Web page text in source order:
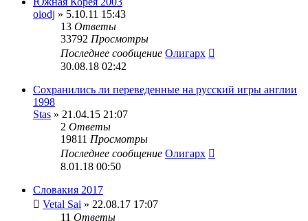
oiodj » 5.10.11 15:43
13 Ответы
33792 Просмотры
Последнее сообщение Олигарх
30.08.18 02:42
Сохранились ли переведенные на русский игры англии
1998
Stas » 21.04.15 21:07
2 Ответы
19811 Просмотры
Последнее сообщение Олигарх
8.01.18 00:50
Словакия 2017
Vetal Sai » 22.08.17 17:07
11 Ответы